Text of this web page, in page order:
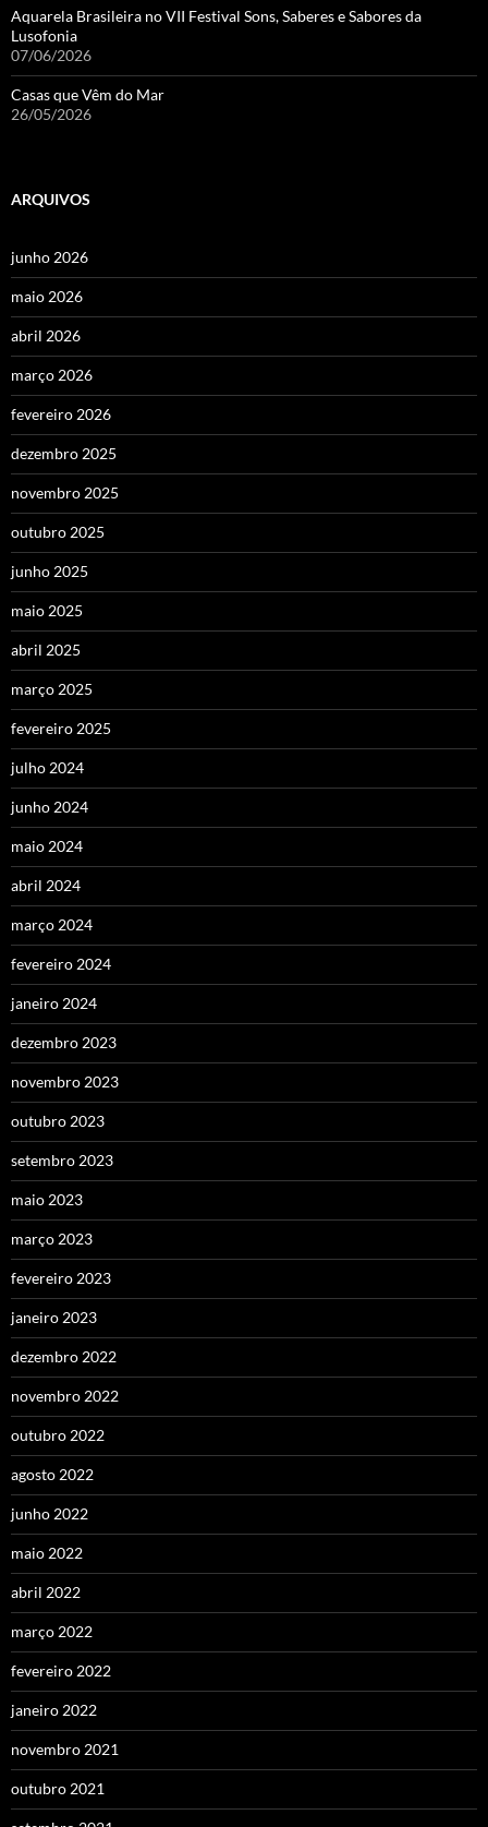
Aquarela Brasileira no VII Festival Sons, Saberes e Sabores da
Lusofonia
07/06/2026
Casas que Vêm do Mar
26/05/2026
ARQUIVOS
junho 2026
maio 2026
abril 2026
março 2026
fevereiro 2026
dezembro 2025
novembro 2025
outubro 2025
junho 2025
maio 2025
abril 2025
março 2025
fevereiro 2025
julho 2024
junho 2024
maio 2024
abril 2024
março 2024
fevereiro 2024
janeiro 2024
dezembro 2023
novembro 2023
outubro 2023
setembro 2023
maio 2023
março 2023
fevereiro 2023
janeiro 2023
dezembro 2022
novembro 2022
outubro 2022
agosto 2022
junho 2022
maio 2022
abril 2022
março 2022
fevereiro 2022
janeiro 2022
novembro 2021
outubro 2021